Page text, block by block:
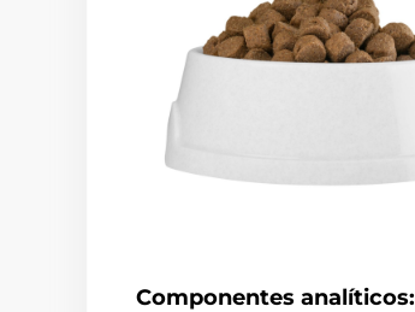
Componentes analíticos: